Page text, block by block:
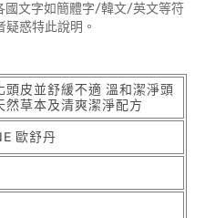
國文字如簡體字/韓文/英文等符
惑特此說明。
頭皮並舒緩不適 溫和潔淨頭
然草本及清爽潔淨配方
歐舒丹